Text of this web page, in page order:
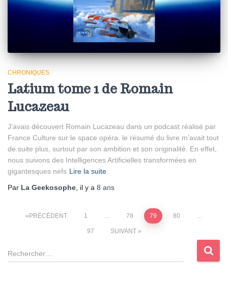
CHRONIQUES
Latium tome 1 de Romain
Lucazeau
J’avais découvert Romain Lucazeau dans un podcast réalisé par
France Culture sur le space opéra. le résumé du livre m’avait tout
de suite plus, surtout par son ambition et son originalité. En effet,
nous suivons des Intelligences Artificielles transformées en
gigantesques nefs Lire la suite
Par La Geekosophe , il y a 8 ans
Pagination
publications
PRÉCÉDENT 1 78 79 80
97 SUIVANT
R
e